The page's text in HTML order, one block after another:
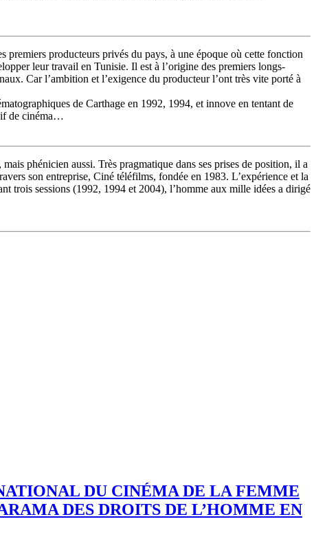
producteurs privés du pays, à une époque où cette fonction
leur travail en Tunisie. Il est à l’origine des premiers longs-
Car l’ambition et l’exigence du producteur l’ont très vite porté à
de Carthage en 1992, 1994, et innove en tentant de
de cinéma…
phénicien aussi. Très pragmatique dans ses prises de position, il a
son entreprise, Ciné téléfilms, fondée en 1983. L’expérience et la
trois sessions (1992, 1994 et 2004), l’homme aux mille idées a dirigé
DU CINÉMA DE LA FEMME
DES DROITS DE L’HOMME EN